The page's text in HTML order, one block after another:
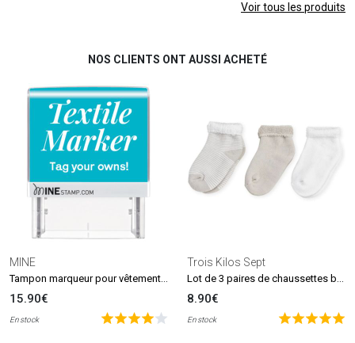
Voir tous les produits
NOS CLIENTS ONT AUSSI ACHETÉ
MINE
Tampon marqueur pour vêtements et livres MINE Stamp
15.90€
En stock
Trois Kilos Sept
Lot de 3 paires de chaussettes beige et blanc (0-6 mois)
8.90€
En stock